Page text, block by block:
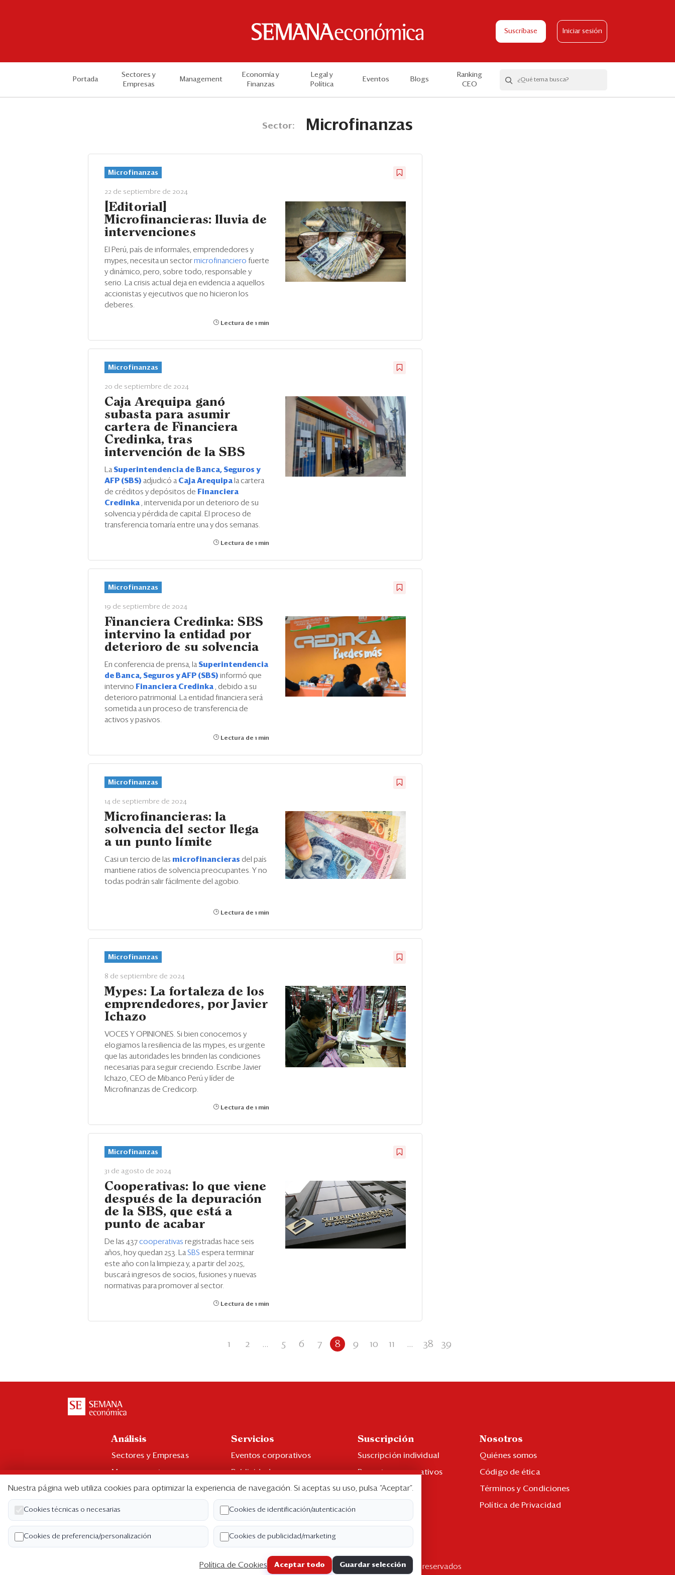
Suscríbase Iniciar sesión
Portada
Sectores y
Empresas
Management
Economía y
Finanzas
Legal y
Política
Eventos Blogs
Ranking
CEO
Sector: Microfinanzas
Microfinanzas
22 de septiembre de 2024
[Editorial]
Microfinancieras: lluvia de
intervenciones
El Perú, país de informales, emprendedores y
mypes, necesita un sector microfinanciero fuerte
y dinámico, pero, sobre todo, responsable y
serio. La crisis actual deja en evidencia a aquellos
accionistas y ejecutivos que no hicieron los
deberes.
Lectura de 1 min
Microfinanzas
20 de septiembre de 2024
Caja Arequipa ganó
subasta para asumir
cartera de Financiera
Credinka, tras
intervención de la SBS
La Superintendencia de Banca, Seguros y
AFP (SBS) adjudicó a Caja Arequipa la cartera
de créditos y depósitos de Financiera
Credinka , intervenida por un deterioro de su
solvencia y pérdida de capital. El proceso de
transferencia tomaría entre una y dos semanas.
Lectura de 1 min
Microfinanzas
19 de septiembre de 2024
Financiera Credinka: SBS
intervino la entidad por
deterioro de su solvencia
En conferencia de prensa, la Superintendencia
de Banca, Seguros y AFP (SBS) informó que
intervino Financiera Credinka , debido a su
deterioro patrimonial. La entidad financiera será
sometida a un proceso de transferencia de
activos y pasivos.
Lectura de 1 min
Microfinanzas
14 de septiembre de 2024
Microfinancieras: la
solvencia del sector llega
a un punto límite
Casi un tercio de las microfinancieras del país
mantiene ratios de solvencia preocupantes. Y no
todas podrán salir fácilmente del agobio.
Lectura de 1 min
Microfinanzas
8 de septiembre de 2024
Mypes: La fortaleza de los
emprendedores, por Javier
Ichazo
VOCES Y OPINIONES. Si bien conocemos y
elogiamos la resiliencia de las mypes, es urgente
que las autoridades les brinden las condiciones
necesarias para seguir creciendo. Escribe Javier
Ichazo, CEO de Mibanco Perú y líder de
Microfinanzas de Credicorp.
Lectura de 1 min
Microfinanzas
31 de agosto de 2024
Cooperativas: lo que viene
después de la depuración
de la SBS, que está a
punto de acabar
De las 437 cooperativas registradas hace seis
años, hoy quedan 253. LaSBS espera terminar
este año con la limpieza y, a partir del 2025,
buscará ingresos de socios, fusiones y nuevas
normativas para promover al sector.
Lectura de 1 min
1 2 ... 5 6 7 8 9 10 11 ... 38 39
Análisis
Sectores y Empresas
Management
Economía y Finanzas
Ranking CEO
Blogs
Servicios
Eventos corporativos
Publicidad
Contáctenos
Libro de reclamaciones
Suscripción
Suscripción individual
Paquetes corporativos
Edición Impresa
Nosotros
Quiénes somos
Código de ética
Términos y Condiciones
Política de Privacidad
Copyright ©2026 Semana Económica. Todos los derechos reservados
Nuestra página web utiliza cookies para optimizar la experiencia de navegación. Si aceptas su uso, pulsa “Aceptar”.
Cookies técnicas o necesarias Cookies de identificación/autenticación
Cookies de preferencia/personalización Cookies de publicidad/marketing
Política de Cookies Aceptar todo Guardar selección